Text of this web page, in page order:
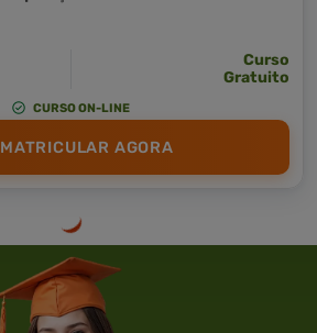
Curso
Gratuito
CURSO ON-LINE
MATRICULAR AGORA